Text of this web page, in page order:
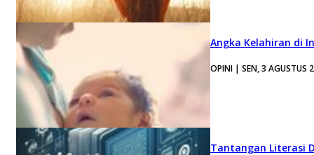
Angka Kelahiran di
OPINI | SEN, 3 AGUSTUS
Tantangan Literasi